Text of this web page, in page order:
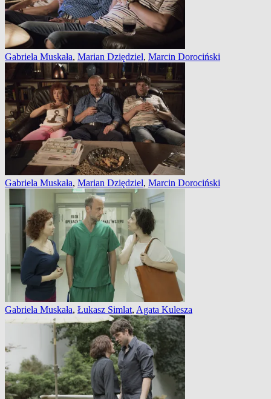
Gabriela Muskała, Marian Dziędziel, Marcin Dorociński
Gabriela Muskała, Marian Dziędziel, Marcin Dorociński
Gabriela Muskała, Łukasz Simlat, Agata Kulesza